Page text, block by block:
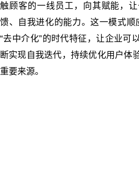
触顾客的一线员工，向其赋能，
馈、自我进化的能力。这一模式顺
“去中介化”的时代特征，让企业可
断实现自我迭代，持续优化用户体
重要来源。